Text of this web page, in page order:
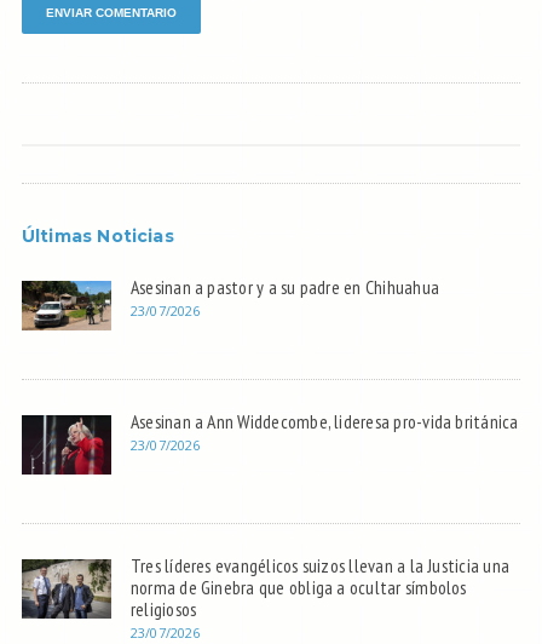
Últimas Noticias
Asesinan a pastor y a su padre en Chihuahua
23/07/2026
Asesinan a Ann Widdecombe, lideresa pro-vida británica
23/07/2026
Tres líderes evangélicos suizos llevan a la Justicia una
norma de Ginebra que obliga a ocultar símbolos
religiosos
23/07/2026